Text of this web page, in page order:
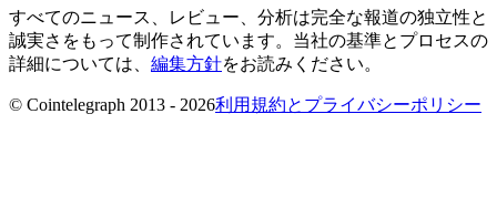
すべてのニュース、レビュー、分析は完全な報道の独立性と
誠実さをもって制作されています。当社の基準とプロセスの
詳細については、 編集方針をお読みください。
© Cointelegraph 2013 - 2026利用規約とプライバシーポリシー